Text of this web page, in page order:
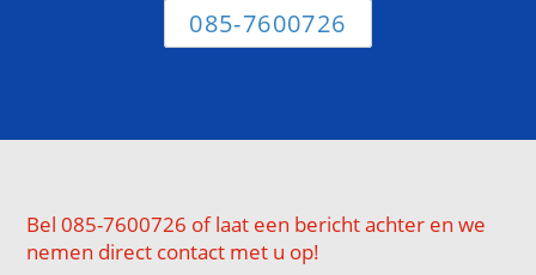
085-7600726
Bel 085-7600726 of laat een bericht achter en we
nemen direct contact met u op!